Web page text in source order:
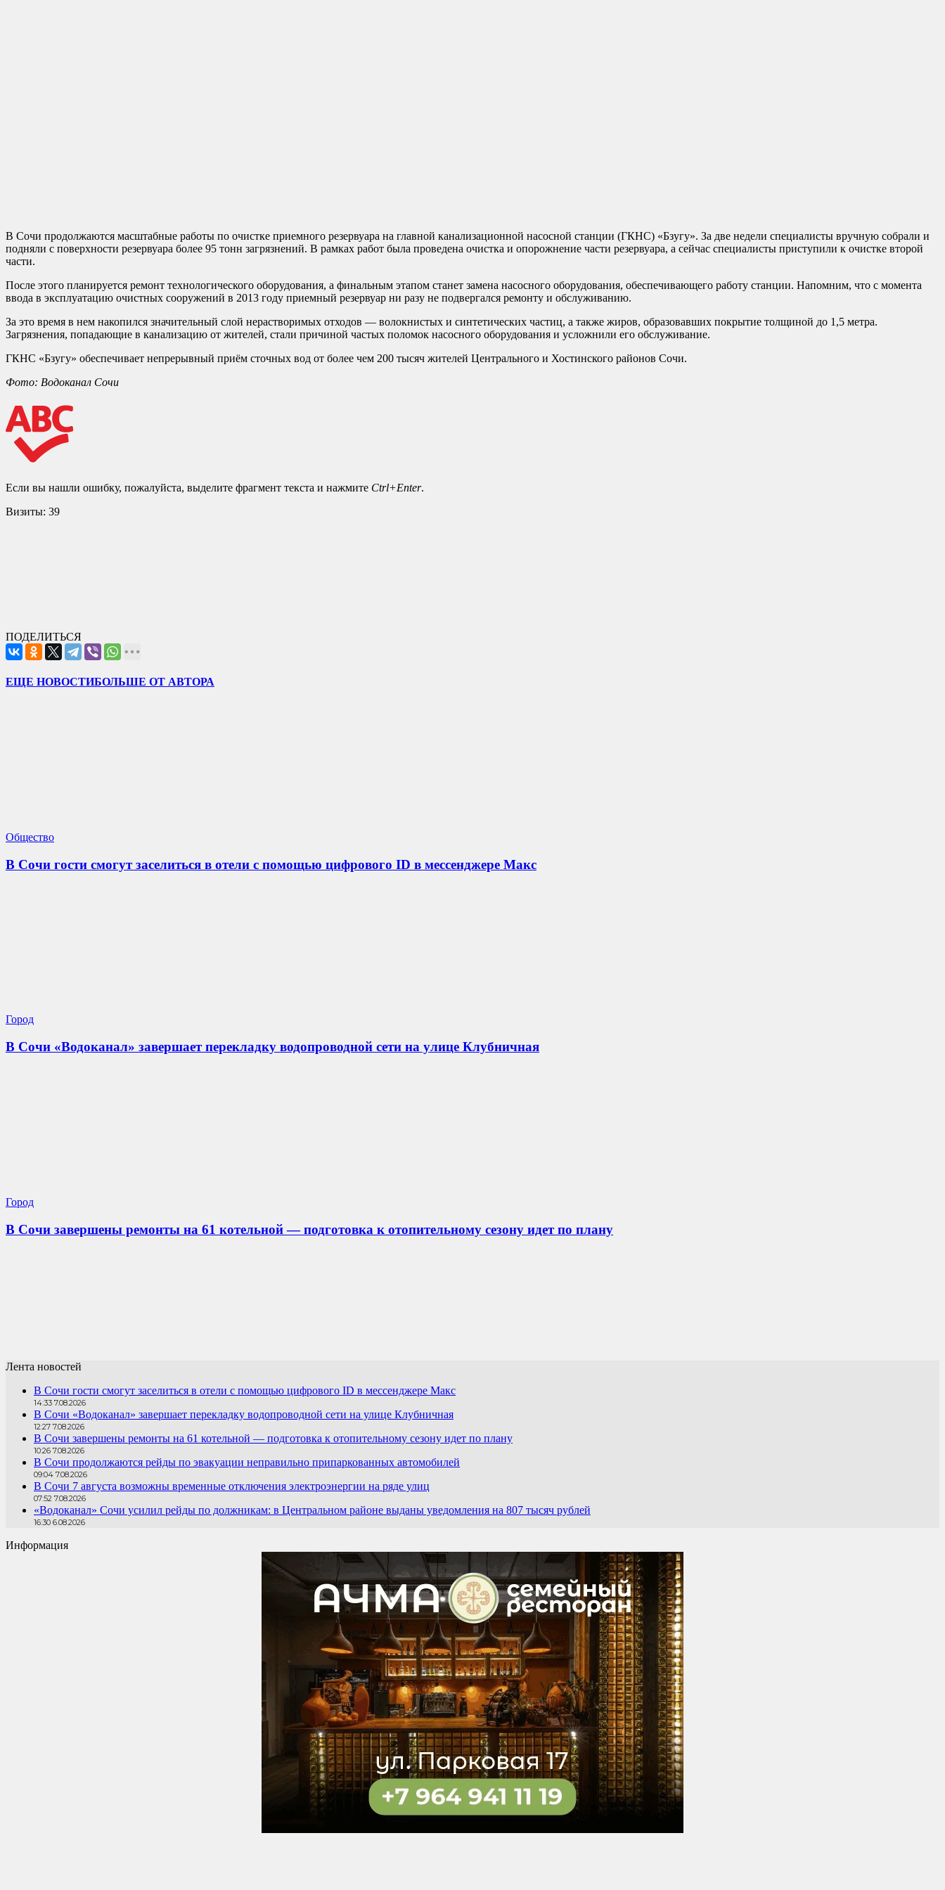
В Сочи продолжаются масштабные работы по очистке приемного резервуара на главной канализационной насосной станции (ГКНС) «Бзугу». За две недели специалисты вручную собрали и
подняли с поверхности резервуара более 95 тонн загрязнений. В рамках работ была проведена очистка и опорожнение части резервуара, а сейчас специалисты приступили к очистке второй
части.
После этого планируется ремонт технологического оборудования, а финальным этапом станет замена насосного оборудования, обеспечивающего работу станции. Напомним, что с момента
ввода в эксплуатацию очистных сооружений в 2013 году приемный резервуар ни разу не подвергался ремонту и обслуживанию.
За это время в нем накопился значительный слой нерастворимых отходов — волокнистых и синтетических частиц, а также жиров, образовавших покрытие толщиной до 1,5 метра.
Загрязнения, попадающие в канализацию от жителей, стали причиной частых поломок насосного оборудования и усложнили его обслуживание.
ГКНС «Бзугу» обеспечивает непрерывный приём сточных вод от более чем 200 тысяч жителей Центрального и Хостинского районов Сочи.
Фото: Водоканал Сочи
Если вы нашли ошибку, пожалуйста, выделите фрагмент текста и нажмите Ctrl+Enter.
Визиты: 39
ПОДЕЛИТЬСЯ
ЕЩЕ НОВОСТИБОЛЬШЕ ОТ АВТОРА
Общество
В Сочи гости смогут заселиться в отели с помощью цифрового ID в мессенджере Макс
Город
В Сочи «Водоканал» завершает перекладку водопроводной сети на улице Клубничная
Город
В Сочи завершены ремонты на 61 котельной — подготовка к отопительному сезону идет по плану
Лента новостей
В Сочи гости смогут заселиться в отели с помощью цифрового ID в мессенджере Макс
14:33 7.08.2026
В Сочи «Водоканал» завершает перекладку водопроводной сети на улице Клубничная
12:27 7.08.2026
В Сочи завершены ремонты на 61 котельной — подготовка к отопительному сезону идет по плану
10:26 7.08.2026
В Сочи продолжаются рейды по эвакуации неправильно припаркованных автомобилей
09:04 7.08.2026
В Сочи 7 августа возможны временные отключения электроэнергии на ряде улиц
07:52 7.08.2026
«Водоканал» Сочи усилил рейды по должникам: в Центральном районе выданы уведомления на 807 тысяч рублей
16:30 6.08.2026
Информация